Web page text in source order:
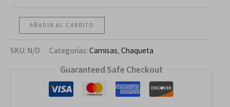
AÑADIR AL CARRITO
SKU: N/D Categorías: Camisas, Chaqueta
Guaranteed Safe Checkout